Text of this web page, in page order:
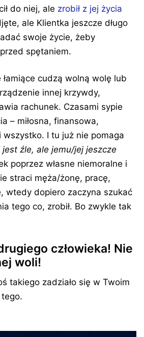
do niej, ale zrobił z jej życia
ale Klientka jeszcze długo
swoje życie, żeby
spętaniem.
łamiące cudzą wolną wolę lub
innej krzywdy,
rachunek. Czasami sypie
– miłosna, finansowa,
I tu już nie pomaga
jest źle, ale jemu/jej jeszcze
poprzez własne niemoralne i
straci męża/żonę, pracę,
wtedy dopiero zaczyna szukać
tego co, zrobił. Bo zwykle tak
człowieka! Nie
woli!
takiego zadziało się w Twoim